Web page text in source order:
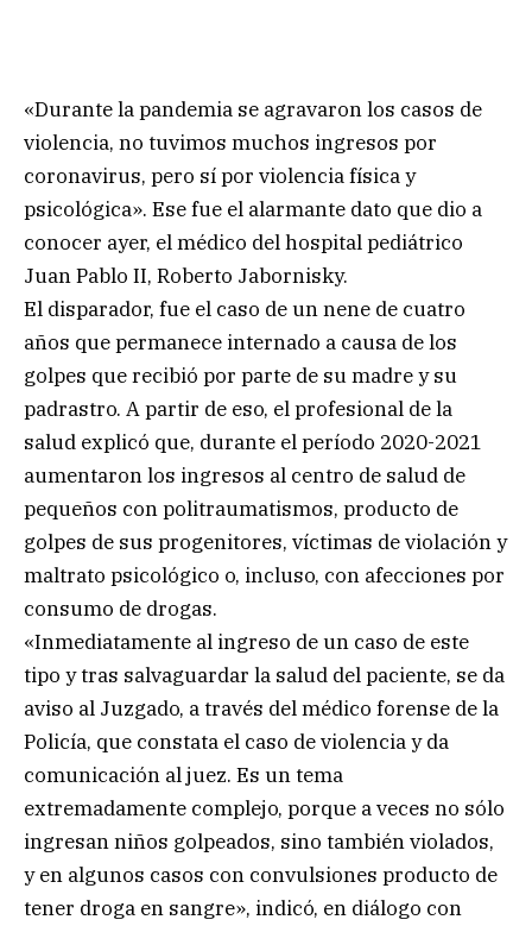
«Durante la pandemia se agravaron los casos de
violencia, no tuvimos muchos ingresos por
coronavirus, pero sí por violencia física y
psicológica». Ese fue el alarmante dato que dio a
conocer ayer, el médico del hospital pediátrico
Juan Pablo II, Roberto Jabornisky.
El disparador, fue el caso de un nene de cuatro
años que permanece internado a causa de los
golpes que recibió por parte de su madre y su
padrastro. A partir de eso, el profesional de la
salud explicó que, durante el período 2020-2021
aumentaron los ingresos al centro de salud de
pequeños con politraumatismos, producto de
golpes de sus progenitores, víctimas de violación y
maltrato psicológico o, incluso, con afecciones por
consumo de drogas.
«Inmediatamente al ingreso de un caso de este
tipo y tras salvaguardar la salud del paciente, se da
aviso al Juzgado, a través del médico forense de la
Policía, que constata el caso de violencia y da
comunicación al juez. Es un tema
extremadamente complejo, porque a veces no sólo
ingresan niños golpeados, sino también violados,
y en algunos casos con convulsiones producto de
tener droga en sangre», indicó, en diálogo con